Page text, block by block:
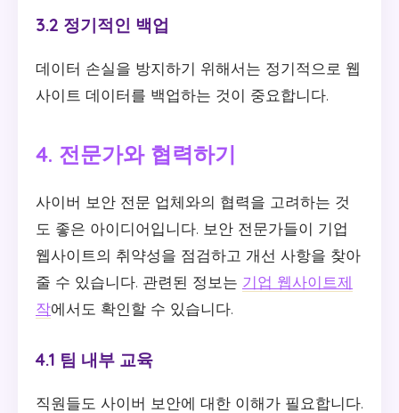
3.2 정기적인 백업
데이터 손실을 방지하기 위해서는 정기적으로 웹
사이트 데이터를 백업하는 것이 중요합니다.
4. 전문가와 협력하기
사이버 보안 전문 업체와의 협력을 고려하는 것
도 좋은 아이디어입니다. 보안 전문가들이 기업
웹사이트의 취약성을 점검하고 개선 사항을 찾아
줄 수 있습니다. 관련된 정보는 기업 웹사이트제
작에서도 확인할 수 있습니다.
4.1 팀 내부 교육
직원들도 사이버 보안에 대한 이해가 필요합니다.